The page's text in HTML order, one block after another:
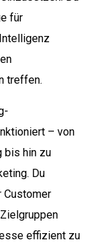
für
treffen.
– von
bis hin zu
Du
Customer
effizient zu